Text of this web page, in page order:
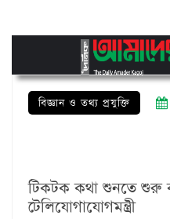
বিজ্ঞান ও তথ্য প্রযুক্তি
টিকটক কথা শুনতে শুরু
টেলিযোগাযোগমন্ত্রী